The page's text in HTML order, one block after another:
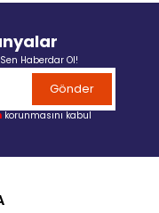
Haberdar Ol!
Gönder
korunmasını kabul